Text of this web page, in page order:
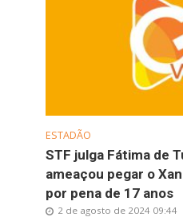
ESTADÃO
STF julga Fátima de
ameaçou pegar o
por pena de 17 anos
2 de agosto de 2024 09:44